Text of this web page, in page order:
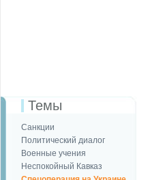
Темы
Санкции
Политический диалог
Военные учения
Неспокойный Кавказ